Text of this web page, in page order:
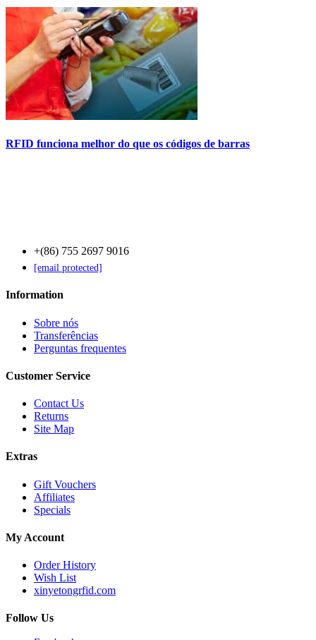
RFID funciona melhor do que os códigos de barras
+(86) 755 2697 9016
[email protected]
Information
Sobre nós
Transferências
Perguntas frequentes
Customer Service
Contact Us
Returns
Site Map
Extras
Gift Vouchers
Affiliates
Specials
My Account
Order History
Wish List
xinyetongrfid.com
Follow Us